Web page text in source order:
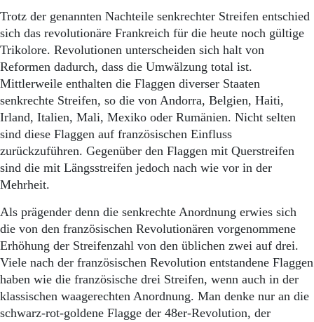
Trotz der genannten Nachteile senkrechter Streifen entschied
sich das revolutionäre Frankreich für die heute noch gültige
Trikolore. Revolutionen unterscheiden sich halt von
Reformen dadurch, dass die Umwälzung total ist.
Mittlerweile enthalten die Flaggen diverser Staaten
senkrechte Streifen, so die von Andorra, Belgien, Haiti,
Irland, Italien, Mali, Mexiko oder Rumänien. Nicht selten
sind diese Flaggen auf französischen Einfluss
zurückzuführen. Gegenüber den Flaggen mit Querstreifen
sind die mit Längsstreifen jedoch nach wie vor in der
Mehrheit.
Als prägender denn die senkrechte Anordnung erwies sich
die von den französischen Revolutionären vorgenommene
Erhöhung der Streifenzahl von den üblichen zwei auf drei.
Viele nach der französischen Revolution entstandene Flaggen
haben wie die französische drei Streifen, wenn auch in der
klassischen waagerechten Anordnung. Man denke nur an die
schwarz-rot-goldene Flagge der 48er-Revolution, der